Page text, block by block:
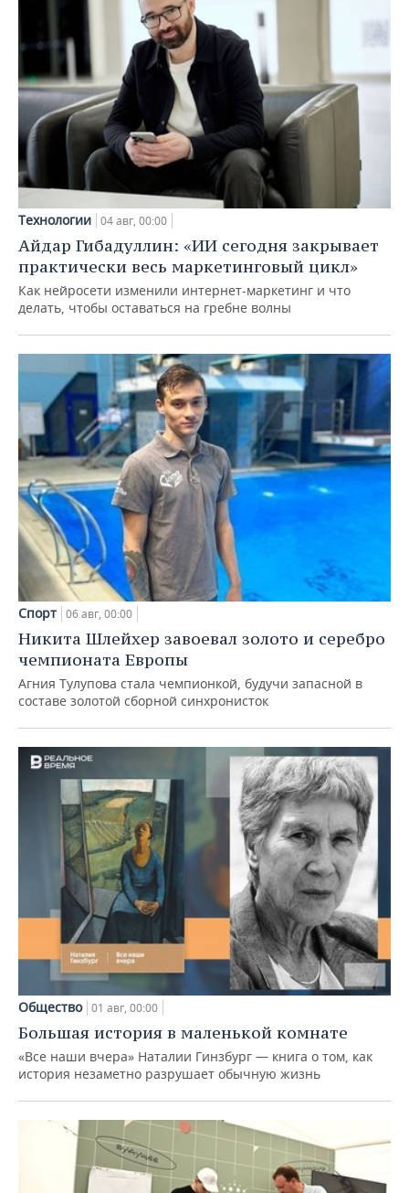
Технологии 04 авг, 00:00
Айдар Гибадуллин: «ИИ сегодня закрывает
практически весь маркетинговый цикл»
Как нейросети изменили интернет-маркетинг и что
делать, чтобы оставаться на гребне волны
Спорт 06 авг, 00:00
Никита Шлейхер завоевал золото и серебро
чемпионата Европы
Агния Тулупова стала чемпионкой, будучи запасной в
составе золотой сборной синхронисток
Общество 01 авг, 00:00
Большая история в маленькой комнате
«Все наши вчера» Наталии Гинзбург — книга о том, как
история незаметно разрушает обычную жизнь